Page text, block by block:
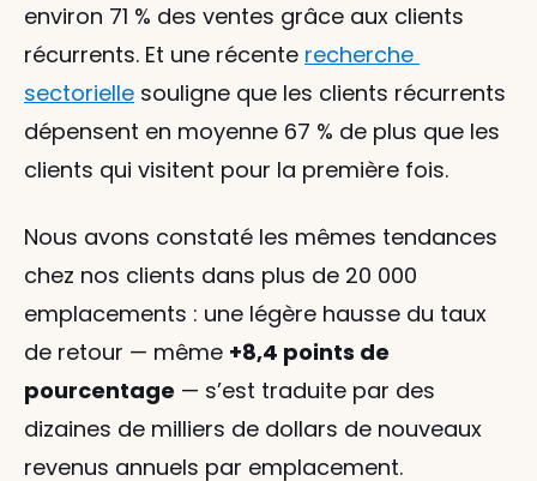
environ 71 % des ventes grâce aux clients
récurrents. Et une récente recherche
sectorielle souligne que les clients récurrents
dépensent en moyenne 67 % de plus que les
clients qui visitent pour la première fois.
Nous avons constaté les mêmes tendances
chez nos clients dans plus de 20 000
emplacements : une légère hausse du taux
de retour — même +8,4 points de
pourcentage — s’est traduite par des
dizaines de milliers de dollars de nouveaux
revenus annuels par emplacement.